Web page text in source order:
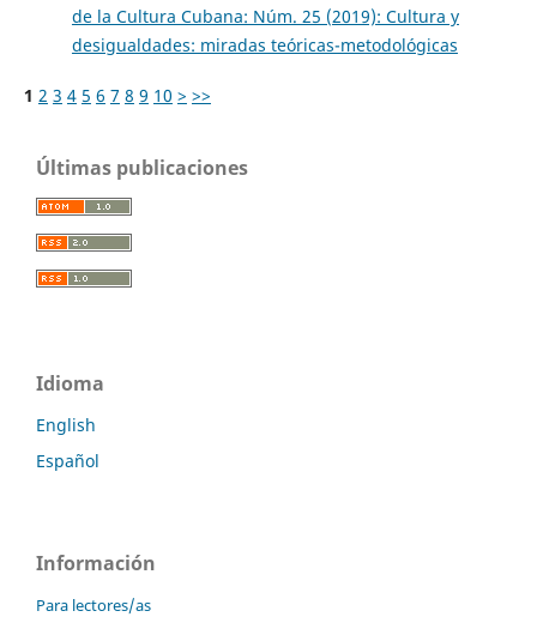
de la Cultura Cubana: Núm. 25 (2019): Cultura y
desigualdades: miradas teóricas-metodológicas
1 2 3 4 5 6 7 8 9 10 > >>
Últimas publicaciones
Idioma
English
Español
Información
Para lectores/as